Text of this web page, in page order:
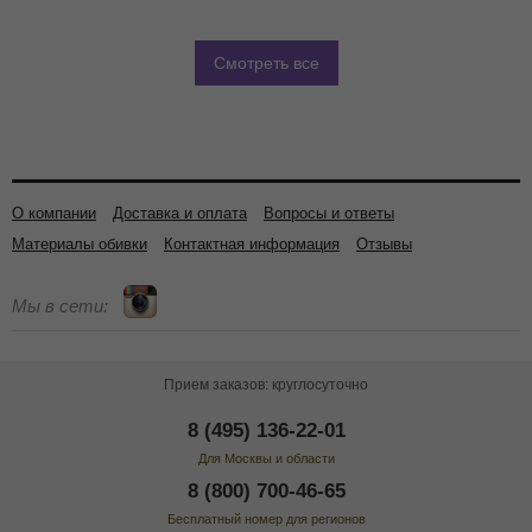
Смотреть все
О компании Доставка и оплата
Вопросы и ответы
Материалы обивки
Контактная информация Отзывы
Мы в сети:
Прием заказов: круглосуточно
8 (495) 136-22-01
Для Москвы и области
8 (800) 700-46-65
Бесплатный номер для регионов